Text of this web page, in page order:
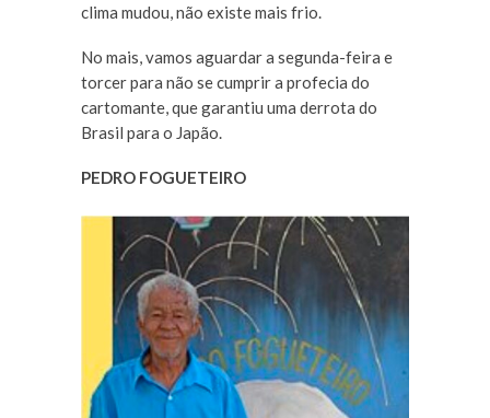
clima mudou, não existe mais frio.
No mais, vamos aguardar a segunda-feira e
torcer para não se cumprir a profecia do
cartomante, que garantiu uma derrota do
Brasil para o Japão.
PEDRO FOGUETEIRO